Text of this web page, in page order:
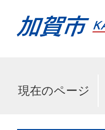
現在のページ